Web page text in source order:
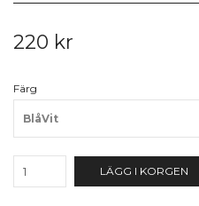
220 kr
Färg
BlåVit
LÄGG I KORGEN